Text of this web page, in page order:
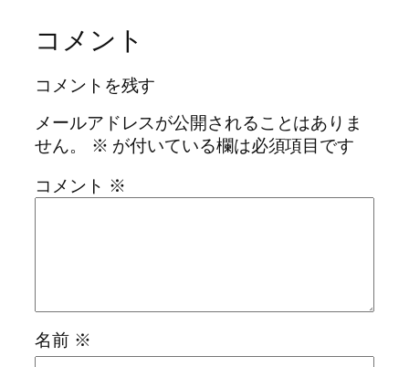
コメント
コメントを残す
メールアドレスが公開されることはありま
せん。
※ が付いている欄は必須項目です
コメント ※
名前 ※